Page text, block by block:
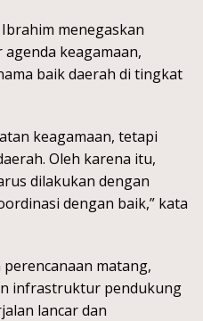
menegaskan
keagamaan,
baik daerah di tingkat
keagamaan, tetapi
Oleh karena itu,
dilakukan dengan
dengan baik,” kata
matang,
infrastruktur pendukung
lancar dan